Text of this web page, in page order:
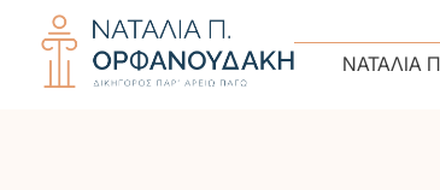
ΝΑΤΑΛΊΑ